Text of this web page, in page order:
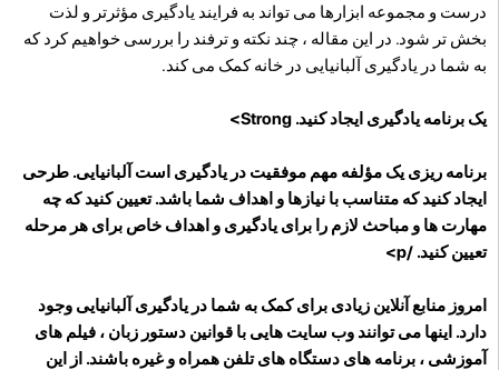
درست و مجموعه ابزارها می تواند به فرایند یادگیری مؤثرتر و لذت
بخش تر شود. در این مقاله ، چند نکته و ترفند را بررسی خواهیم کرد که
به شما در یادگیری آلبانیایی در خانه کمک می کند.
یک برنامه یادگیری ایجاد کنید. Strong>
برنامه ریزی یک مؤلفه مهم موفقیت در یادگیری است آلبانیایی. طرحی
ایجاد کنید که متناسب با نیازها و اهداف شما باشد. تعیین کنید که چه
مهارت ها و مباحث لازم را برای یادگیری و اهداف خاص برای هر مرحله
تعیین کنید. /p>
امروز منابع آنلاین زیادی برای کمک به شما در یادگیری آلبانیایی وجود
دارد. اینها می توانند وب سایت هایی با قوانین دستور زبان ، فیلم های
آموزشی ، برنامه های دستگاه های تلفن همراه و غیره باشند. از این